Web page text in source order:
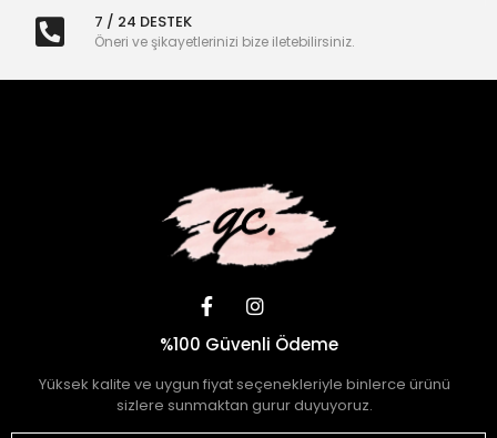
7 / 24 DESTEK
Öneri ve şikayetlerinizi bize iletebilirsiniz.
%100 Güvenli Ödeme
Yüksek kalite ve uygun fiyat seçenekleriyle binlerce ürünü
sizlere sunmaktan gurur duyuyoruz.